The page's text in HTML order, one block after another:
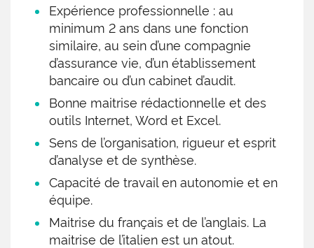
Expérience professionnelle : au
minimum 2 ans dans une fonction
similaire, au sein d’une compagnie
d’assurance vie, d’un établissement
bancaire ou d’un cabinet d’audit.
Bonne maitrise rédactionnelle et des
outils Internet, Word et Excel.
Sens de l’organisation, rigueur et esprit
d’analyse et de synthèse.
Capacité de travail en autonomie et en
équipe.
Maitrise du français et de l’anglais. La
maitrise de l’italien est un atout.